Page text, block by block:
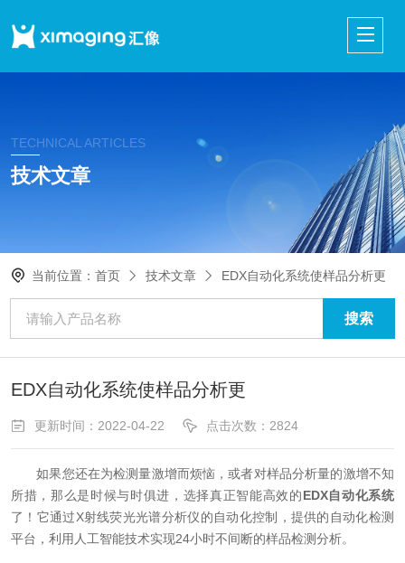
TECHNICAL ARTICLES
技术文章
当前位置：首页 技术文章 EDX自动化系统使样品分析更
EDX自动化系统使样品分析更
更新时间：2022-04-22 点击次数：2824
如果您还在为检测量激增而烦恼，或者对样品分析量的激增不知
所措，那么是时候与时俱进，选择真正智能高效的EDX自动化系统
了！它通过X射线荧光光谱分析仪的自动化控制，提供的自动化检测
平台，利用人工智能技术实现24小时不间断的样品检测分析。